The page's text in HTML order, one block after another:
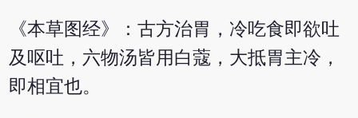
《本草图经》：古方治胃，冷吃食即欲吐
及呕吐，六物汤皆用白蔻，大抵胃主冷，
即相宜也。